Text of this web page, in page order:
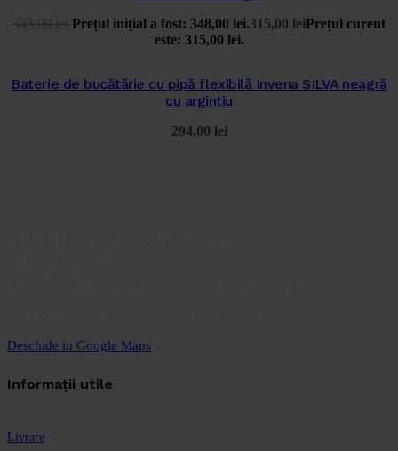
348,00lei Prețul inițial a fost: 348,00 lei.315,00 leiPrețul curent
este: 315,00 lei.
Baterie de bucătărie cu pipă flexibilă Invena SILVA neagră
cu argintiu
294,00 lei
Deschide in Google Maps
Informații utile
Livrare